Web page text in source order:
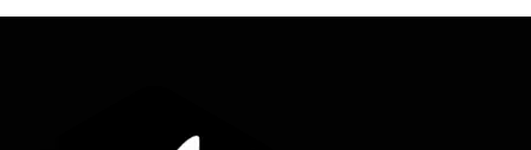
castraciones, certificados de viaje, peluquería o baños debes